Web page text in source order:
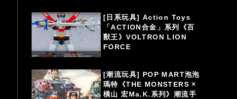
[日系玩具] Action Toys
「ACTION合金」系列《百
獸王》VOLTRON LION
FORCE
[潮流玩具] POP MART泡泡
瑪特《THE MONSTERS ×
橫山 宏Ma.K.系列》潮流手